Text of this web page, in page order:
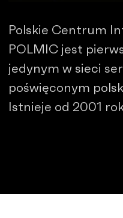
Polskie Centrum
POLMIC jest
jedynym w sieci
poświęconym
Istnieje od 2001